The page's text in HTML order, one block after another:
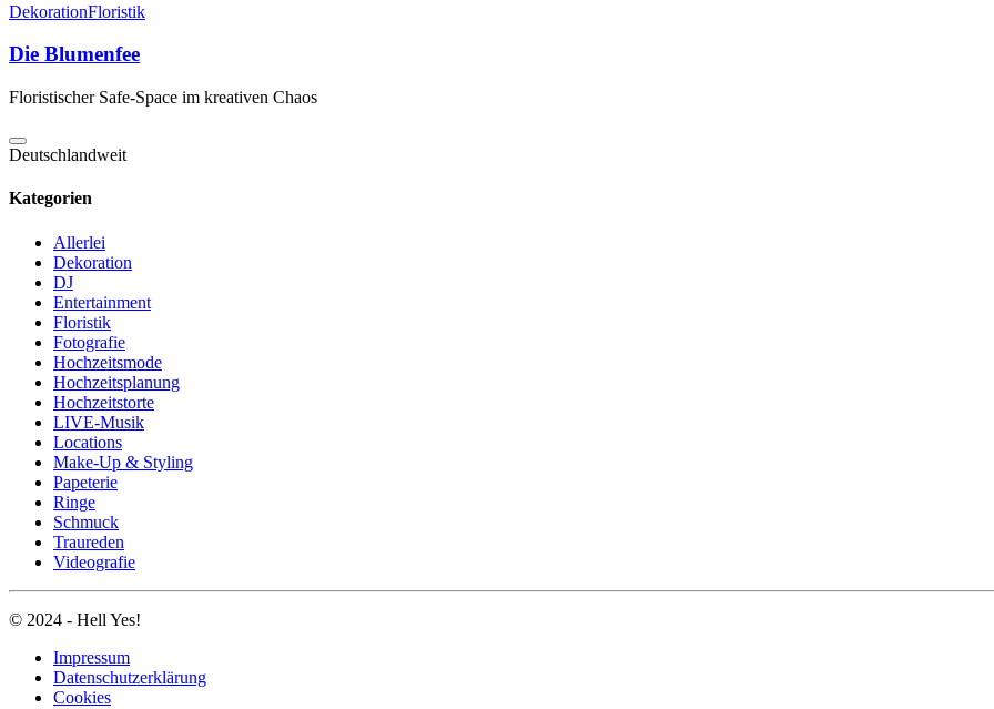
DekorationFloristik
Die Blumenfee
Floristischer Safe-Space im kreativen Chaos
Deutschlandweit
Kategorien
Allerlei
Dekoration
DJ
Entertainment
Floristik
Fotografie
Hochzeitsmode
Hochzeitsplanung
Hochzeitstorte
LIVE-Musik
Locations
Make-Up & Styling
Papeterie
Ringe
Schmuck
Traureden
Videografie
© 2024 - Hell Yes!
Impressum
Datenschutzerklärung
Cookies